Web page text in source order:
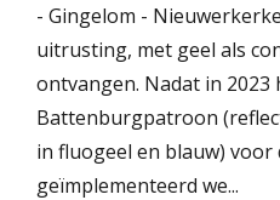
- Gingelom -
uitrusting, met geel als
ontvangen. Nadat in 2023
Battenburgpatroon
in fluogeel en blauw)
geïmplementeerd we...